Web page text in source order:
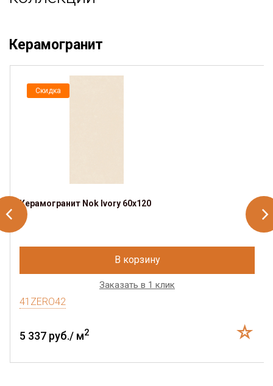
Керамогранит
Скидка
Керамогранит Nok Ivory 60x120
В корзину
Заказать в 1 клик
41ZERO42
5 337 руб./ м2